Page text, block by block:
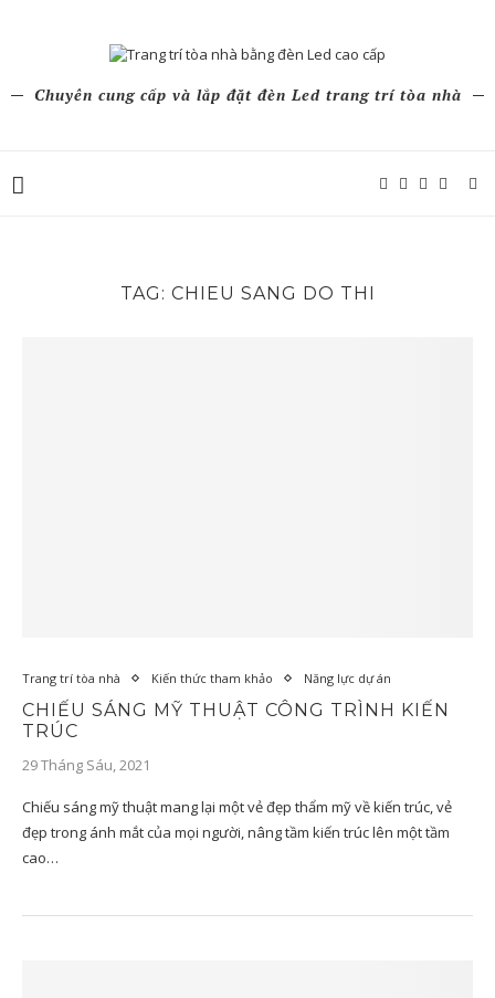
Chuyên cung cấp và lắp đặt đèn Led trang trí tòa nhà
TAG: CHIEU SANG DO THI
Trang trí tòa nhà Kiến thức tham khảo Năng lực dự án
CHIẾU SÁNG MỸ THUẬT CÔNG TRÌNH KIẾN
TRÚC
29 Tháng Sáu, 2021
Chiếu sáng mỹ thuật mang lại một vẻ đẹp thẩm mỹ về kiến trúc, vẻ
đẹp trong ánh mắt của mọi người, nâng tầm kiến trúc lên một tầm
cao…